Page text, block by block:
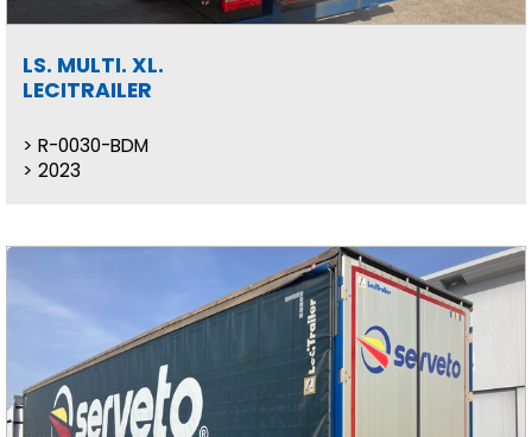
LS. MULTI. XL.
LECITRAILER
R-0030-BDM
2023